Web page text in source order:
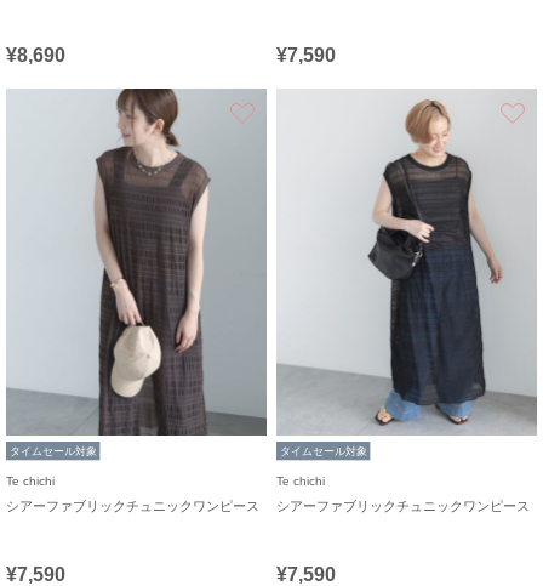
¥8,690 ¥7,590
タイムセール対象
Te chichi
シアーファブリックチュニックワンピース
¥7,590
タイムセール対象
Te chichi
シアーファブリックチュニックワンピース
¥7,590